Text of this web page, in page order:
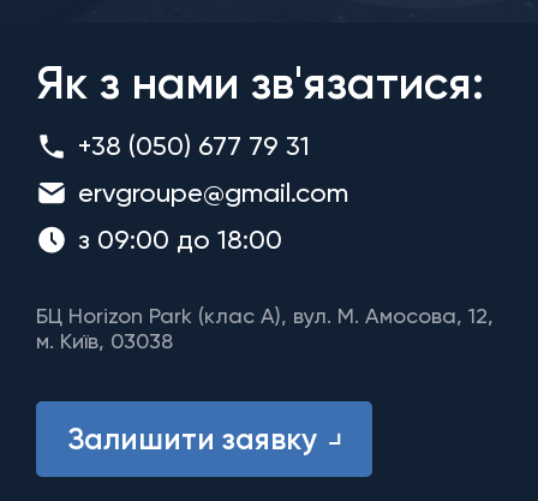
Як з нами зв'язатися:
+38 (050) 677 79 31
ervgroupe@gmail.com
з 09:00 до 18:00
БЦ Horizon Park (клас A), вул. М. Амосова, 12,
м. Київ, 03038
Залишити заявку